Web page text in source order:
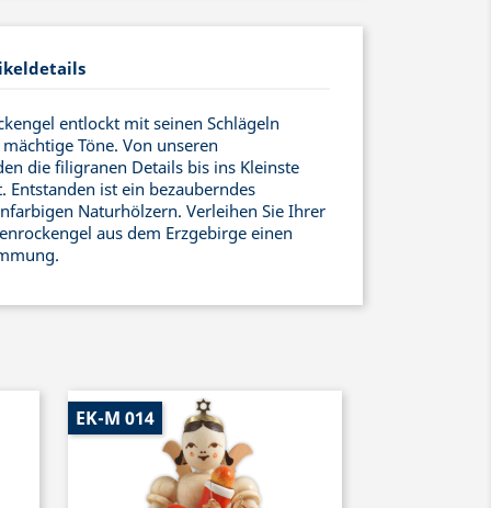
entlockt mit seinen Schlägeln
Töne. Von unseren
die filigranen Details bis ins Kleinste
Entstanden ist ein bezauberndes
Naturhölzern. Verleihen Sie Ihrer
aus dem Erzgebirge einen
EK-M 014